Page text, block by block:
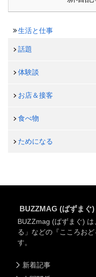
生活と仕事
話題
体験談
お店＆接客
食べ物
ためになる
BUZZMAG (ばずまぐ
BUZZmag (ばずまぐ)
る」などの『こころお
す。
新着記事